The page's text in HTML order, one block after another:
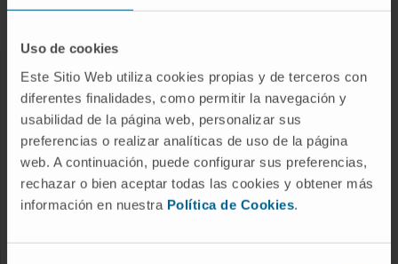
Uso de cookies
Este Sitio Web utiliza cookies propias y de terceros con
diferentes finalidades, como permitir la navegación y
usabilidad de la página web, personalizar sus
preferencias o realizar analíticas de uso de la página
web. A continuación, puede configurar sus preferencias,
rechazar o bien aceptar todas las cookies y obtener más
información en nuestra Política de Cookies.
DISEASES
Cancer
Cardiovascular diseases
Liver diseases
Nervous System diseases